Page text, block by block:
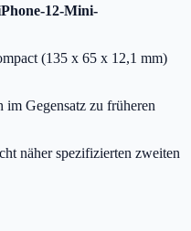
12-Mini-
(135 x 65 x 12,1 mm)
im Gegensatz zu früheren
näher spezifizierten zweiten